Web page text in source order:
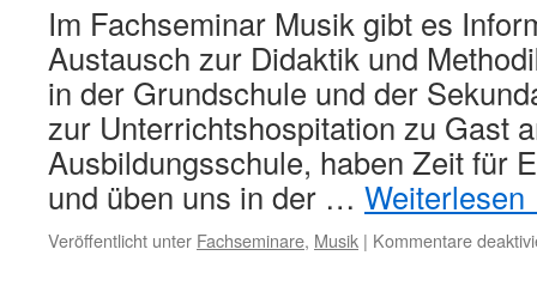
Im Fachseminar Musik gibt es
Austausch zur Didaktik und
in der Grundschule und der
zur Unterrichtshospitation zu Gast
Ausbildungsschule, haben Zeit für
und üben uns in der … Weiterlesen
Veröffentlicht unter Fachseminare, Musik | Kommentare